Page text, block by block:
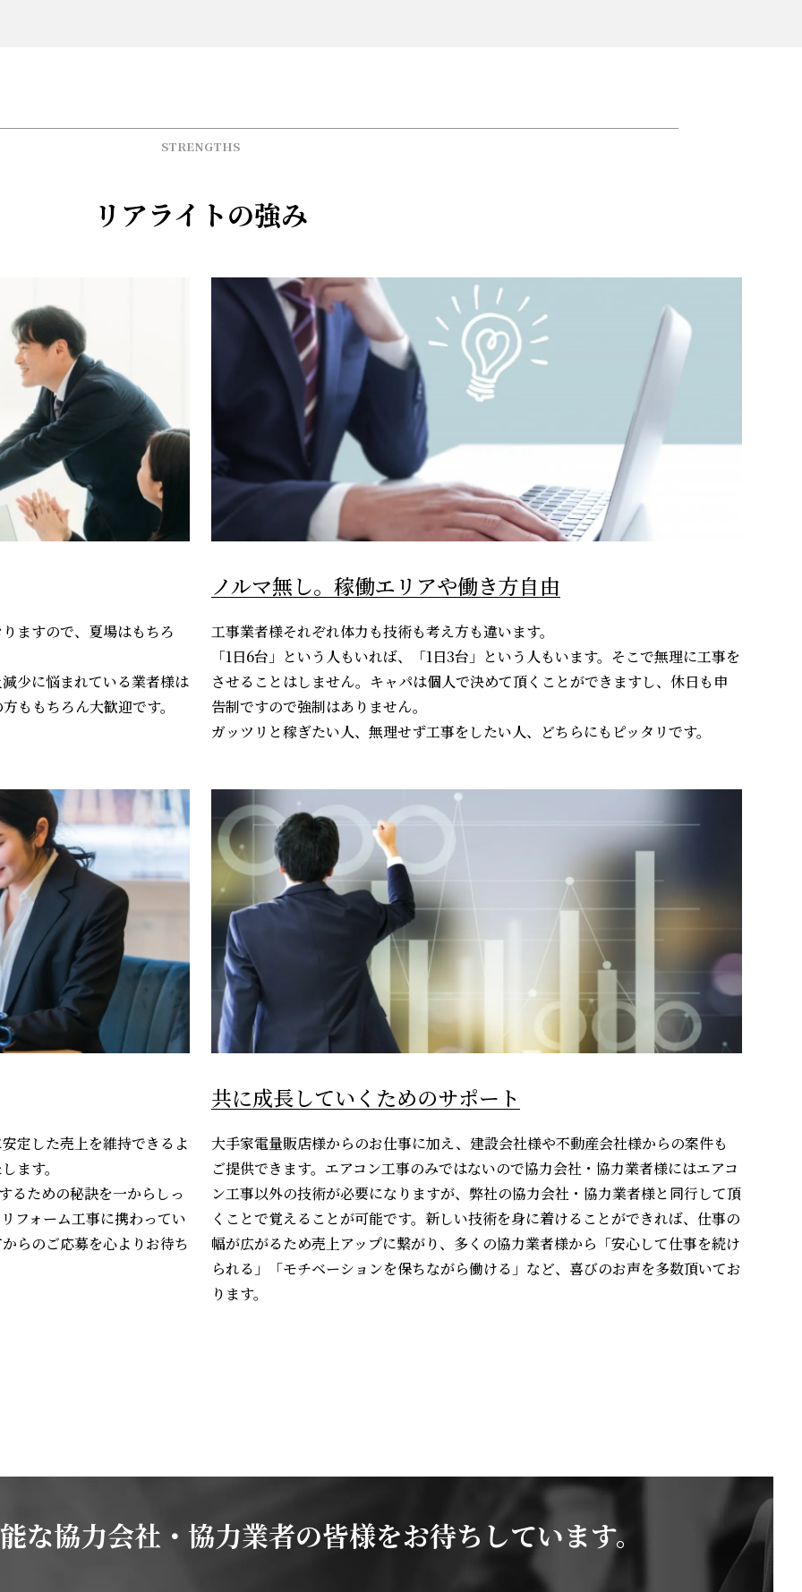
STRENGTHS
リアライトの強み
ますので、夏場はもちろ
少に悩まれている業者様は
ももちろん大歓迎です。
ノルマ無し。稼働エリアや働き方自由
工事業者様それぞれ体力も技術も考え方も違います。
「1日6台」という人もいれば、「1日3台」という人もいます。そこで無理に工事を
させることはしません。キャパは個人で決めて頂くことができますし、休日も申
告制ですので強制はありません。
ガッツリと稼ぎたい人、無理せず工事をしたい人、どちらにもピッタリです。
定した売上を維持できるよ
ます。
るための秘訣を一からしっ
フォーム工事に携わってい
らのご応募を心よりお待ち
共に成長していくためのサポート
大手家電量販店様からのお仕事に加え、建設会社様や不動産会社様からの案件も
ご提供できます。エアコン工事のみではないので協力会社・協力業者様にはエアコ
ン工事以外の技術が必要になりますが、弊社の協力会社・協力業者様と同行して頂
くことで覚えることが可能です。新しい技術を身に着けることができれば、仕事の
幅が広がるため売上アップに繋がり、多くの協力業者様から「安心して仕事を続け
られる」「モチベーションを保ちながら働ける」など、喜びのお声を多数頂いてお
ります。
な協力会社・協力業者の皆様をお待ちしています。